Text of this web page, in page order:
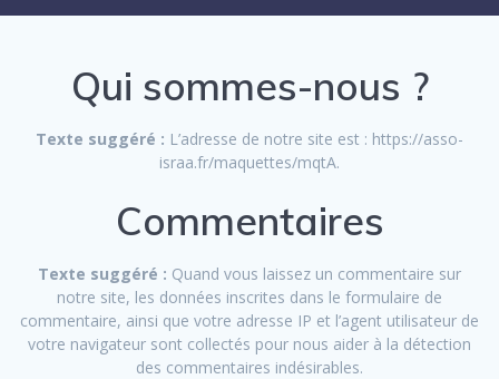
Qui sommes-nous ?
Texte suggéré : L’adresse de notre site est : https://asso-
israa.fr/maquettes/mqtA.
Commentaires
Texte suggéré : Quand vous laissez un commentaire sur
notre site, les données inscrites dans le formulaire de
commentaire, ainsi que votre adresse IP et l’agent utilisateur de
votre navigateur sont collectés pour nous aider à la détection
des commentaires indésirables.